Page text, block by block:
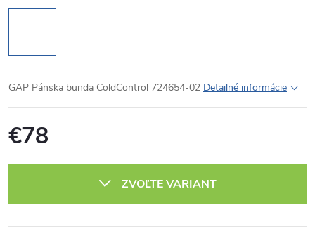
GAP Pánska bunda ColdControl 724654-02 Detailné informácie
€78
ZVOĽTE VARIANT